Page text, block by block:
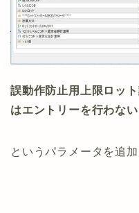
誤動作防止用上限ロッ
はエントリーを行わない
というパラメータを追加